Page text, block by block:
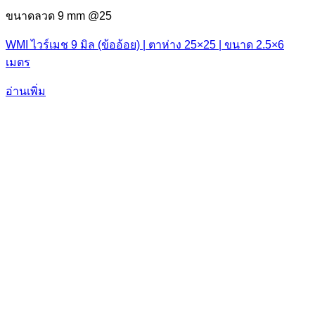
ขนาดลวด 9 mm @25
WMI ไวร์เมช 9 มิล (ข้ออ้อย) | ตาห่าง 25×25 | ขนาด 2.5×6
เมตร
อ่านเพิ่ม